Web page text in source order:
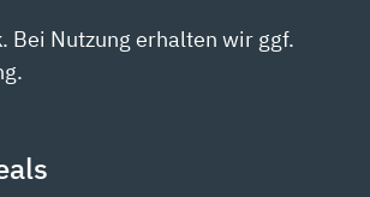
Bei Nutzung erhalten wir ggf.